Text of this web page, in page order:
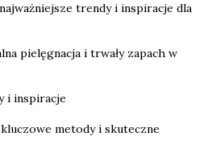
trendy i inspiracje dla
pielęgnacja i trwały zapach w
i inspiracje
metody i skuteczne